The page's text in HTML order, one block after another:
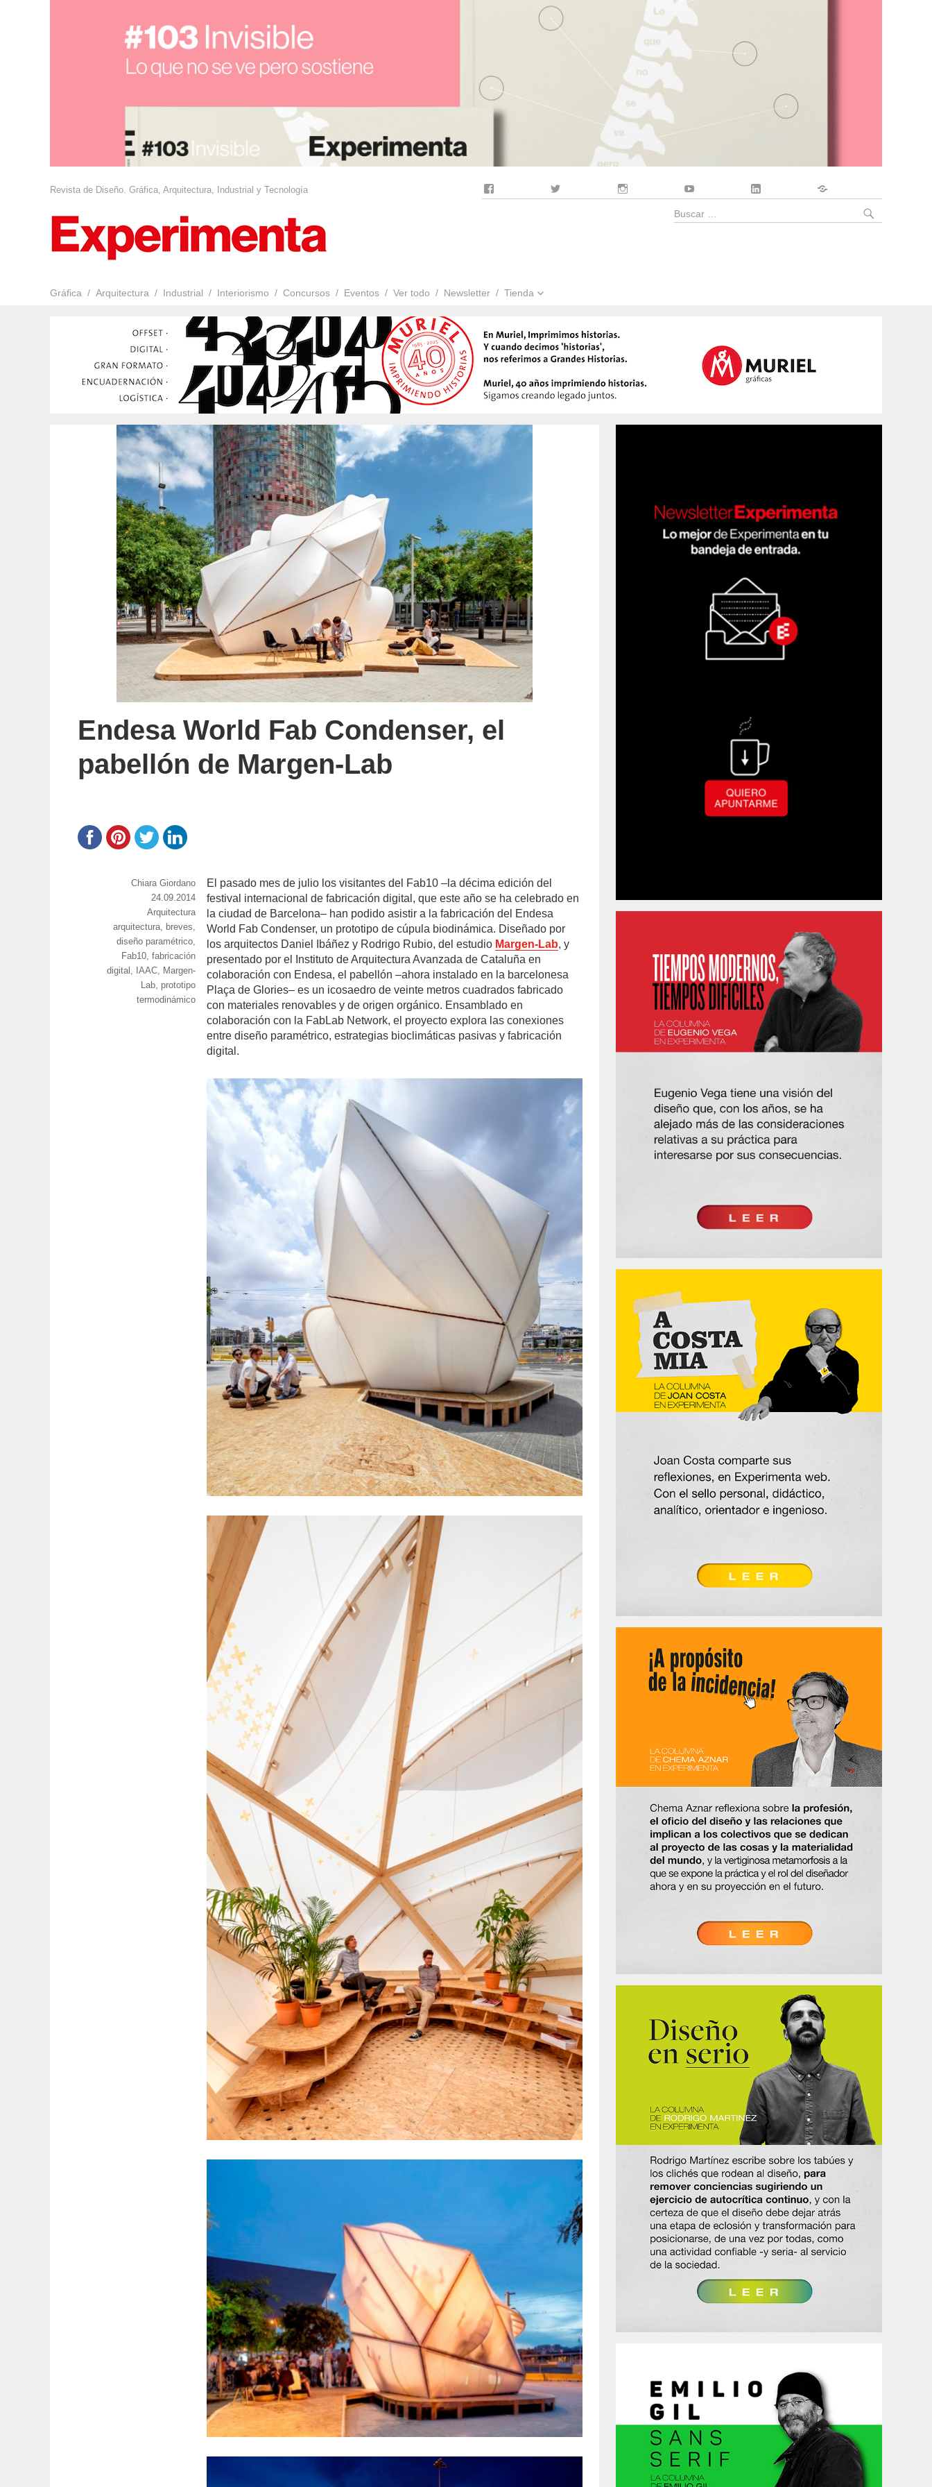
Revista de Diseño. Gráfica, Arquitectura, Industrial y Tecnología
Gráfica Arquitectura Industrial Interiorismo Concursos Eventos Ver todo Newsletter Tienda
Buscar
Endesa World Fab Condenser, el
pabellón de Margen-Lab
El pasado mes de julio los visitantes del Fab10 –la décima edición del
festival internacional de fabricación digital, que este año se ha celebrado en
la ciudad de Barcelona– han podido asistir a la fabricación del Endesa
World Fab Condenser, un prototipo de cúpula biodinámica. Diseñado por
los arquitectos Daniel Ibáñez y Rodrigo Rubio, del estudio Margen-Lab, y
presentado por el Instituto de Arquitectura Avanzada de Cataluña en
colaboración con Endesa, el pabellón –ahora instalado en la barcelonesa
Plaça de Glories– es un icosaedro de veinte metros cuadrados fabricado
con materiales renovables y de origen orgánico. Ensamblado en
colaboración con la FabLab Network, el proyecto explora las conexiones
entre diseño paramétrico, estrategias bioclimáticas pasivas y fabricación
digital.
https://www.experimenta.es/author/chiara-
giordano/
Chiara Giordano
Publicado
el
24.09.2014
Categorías
Arquitectura
Etiquetas
arquitectura, breves,
diseño paramétrico,
Fab10,fabricación
digital , IAAC, Margen-
Lab, prototipo
termodinámico